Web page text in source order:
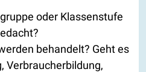
oder Klassenstufe
behandelt? Geht es
Verbraucherbildung,